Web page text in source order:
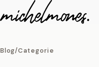
Naar de inhoud
Blog/Categorie